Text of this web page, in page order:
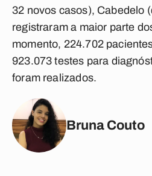
32 novos casos), Cabedelo
registraram a maior parte
momento, 224.702
923.073 testes para
foram realizados.
Bruna Couto